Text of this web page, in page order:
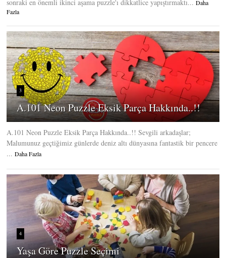
sonraki en önemli ikinci aşama puzzle'ı dikkatlice yapıştırmaktı... Daha
Fazla
3
A.101 Neon Puzzle Eksik Parça Hakkında..!!
A.101 Neon Puzzle Eksik Parça Hakkında..!! Sevgili arkadaşlar;
Malumunuz geçtiğimiz günlerde deniz altı dünyasına fantastik bir pencere
... Daha Fazla
4
Yaşa Göre Puzzle Seçimi